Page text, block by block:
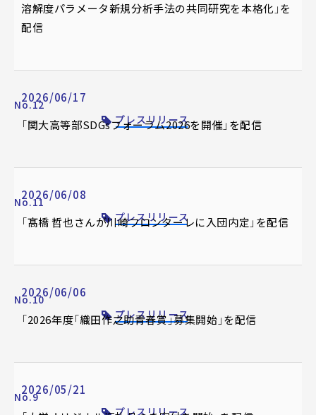
溶解度パラメータ新規分析手法の共同研究を本格化」を
配信
2026/06/17
No.12
プレスリリース
「関大高等部SDGsフォーラム2026を開催」を配信
2026/06/08
No.11
プレスリリース
「髙橋 哲也さんが川崎フロンターレに入団内定」を配信
2026/06/06
No.10
プレスリリース
「2026年度「織田作之助青春賞」募集開始」を配信
2026/05/21
No.9
プレスリリース